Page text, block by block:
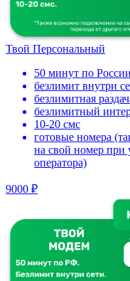
Твой Персональный
50 минут по России
безлимит внутри
безлимитная
безлимитный
10-20 смс
готовые номера
на свой номер при
оператора)
9000 ₽